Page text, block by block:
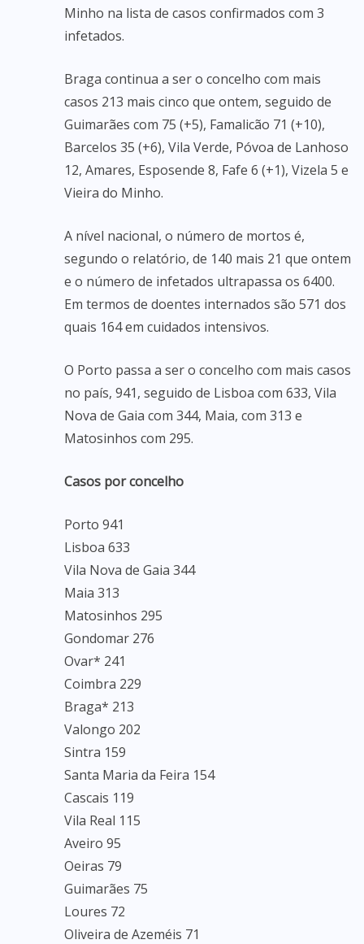
Minho na lista de casos confirmados com 3
infetados.
Braga continua a ser o concelho com mais
casos 213 mais cinco que ontem, seguido de
Guimarães com 75 (+5), Famalicão 71 (+10),
Barcelos 35 (+6), Vila Verde, Póvoa de Lanhoso
12, Amares, Esposende 8, Fafe 6 (+1), Vizela 5 e
Vieira do Minho.
A nível nacional, o número de mortos é,
segundo o relatório, de 140 mais 21 que ontem
e o número de infetados ultrapassa os 6400.
Em termos de doentes internados são 571 dos
quais 164 em cuidados intensivos.
O Porto passa a ser o concelho com mais casos
no país, 941, seguido de Lisboa com 633, Vila
Nova de Gaia com 344, Maia, com 313 e
Matosinhos com 295.
Casos por concelho
Porto 941
Lisboa 633
Vila Nova de Gaia 344
Maia 313
Matosinhos 295
Gondomar 276
Ovar* 241
Coimbra 229
Braga* 213
Valongo 202
Sintra 159
Santa Maria da Feira 154
Cascais 119
Vila Real 115
Aveiro 95
Oeiras 79
Guimarães 75
Loures 72
Oliveira de Azeméis 71